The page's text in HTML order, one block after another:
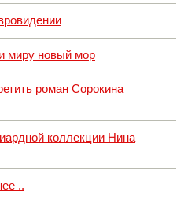
миру новый мор
роман Сорокина
коллекции Нина
..